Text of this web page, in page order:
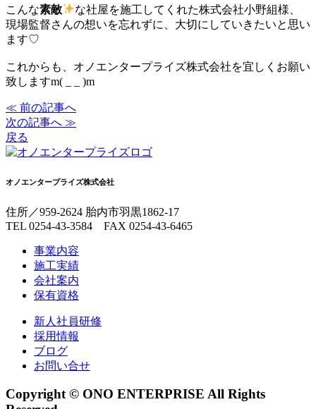
こんな素敵
な社屋を施工してくれた株式会社小野組様、
現場監督さんの想いを忘れずに、大切にしていきたいと思い
ます♡
これからも、オノエンタープライズ株式会社を宜しくお願い
致しますm( _ _ )m
≪ 前の記事へ
次の記事へ ≫
戻る
オノエンタープライズ株式会社
住所／959-2624 胎内市羽黒1862-17
TEL 0254-43-3584 FAX 0254-43-6465
事業内容
施工実績
会社案内
保有資格
新人社員研修
採用情報
ブログ
お問い合せ
Copyright © ONO ENTERPRISE All Rights